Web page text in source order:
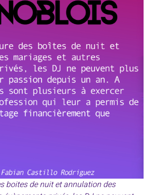
boites de nuit et annulation des